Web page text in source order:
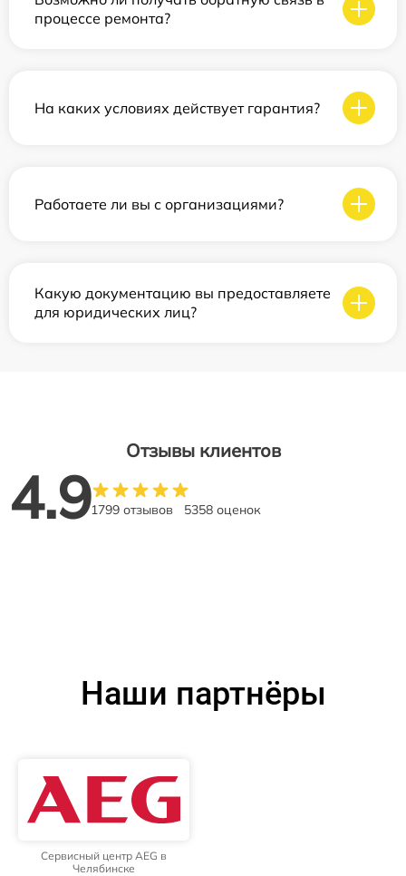
процессе ремонта?
На каких условиях действует гарантия?
Работаете ли вы с организациями?
Какую документацию вы предоставляете
для юридических лиц?
Отзывы клиентов
4.91799 отзывов 5358 оценок
Наши партнёры
Сервисный центр AEG в
Челябинске